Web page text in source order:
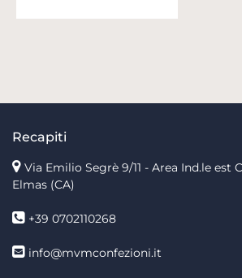
Recapiti
Via Emilio Segrè 9/11 - Area Ind.le est
Elmas (CA)
+39 0702110268
info@mvmconfezioni.it